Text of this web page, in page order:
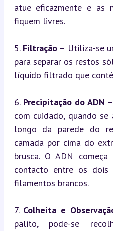
atue eficazmente e as
fiquem livres.
5. Filtração – Utiliza-se
para separar os restos
líquido filtrado que
6. Precipitação do ADN
com cuidado, quando
longo da parede do
camada por cima do
brusca. O ADN
contacto entre os dois
filamentos brancos.
7. Colheita e
palito, pode-se